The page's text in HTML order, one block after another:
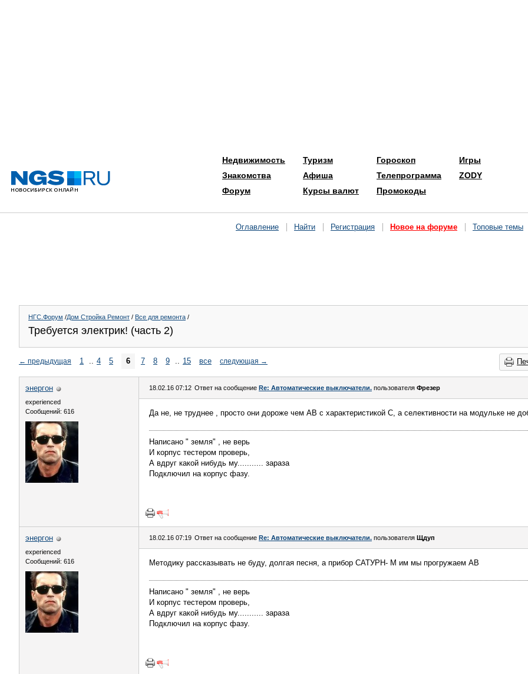
Недвижимость
Знакомства
Форум
Туризм
Афиша
Курсы валют
Гороскоп
Телепрограмма
Промокоды
Игры
ZODY
Оглавление Найти Регистрация Новое на форуме Топовые темы
НГС.Форум /Дом Стройка Ремонт / Все для ремонта /
Требуется электрик! (часть 2)
← предыдущая 1 .. 4 5 6 7 8 9 .. 15 все следующая →
энергон
experienced
Сообщений: 616
18.02.16 07:12 Ответ на сообщение Re: Автоматические выключатели. пользователя Фрезер
Да не, не труднее , просто они дороже чем АВ с характеристикой С, а селективности на модульке не
Написано " земля" , не верь
И корпус тестером проверь,
А вдруг какой нибудь му........... зараза
Подключил на корпус фазу.
энергон
experienced
Сообщений: 616
18.02.16 07:19 Ответ на сообщение Re: Автоматические выключатели. пользователя Щдуп
Методику рассказывать не буду, долгая песня, а прибор САТУРН- М им мы прогружаем АВ
Написано " земля" , не верь
И корпус тестером проверь,
А вдруг какой нибудь му........... зараза
Подключил на корпус фазу.